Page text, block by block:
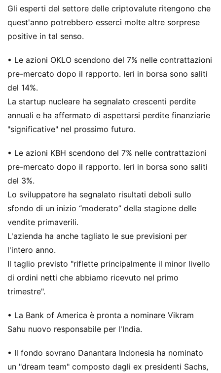
Gli esperti del settore delle criptovalute ritengono che
quest'anno potrebbero esserci molte altre sorprese
positive in tal senso.
• Le azioni OKLO scendono del 7% nelle contrattazioni
pre-mercato dopo il rapporto. Ieri in borsa sono saliti
del 14%.
La startup nucleare ha segnalato crescenti perdite
annuali e ha affermato di aspettarsi perdite finanziarie
"significative" nel prossimo futuro.
• Le azioni KBH scendono del 7% nelle contrattazioni
pre-mercato dopo il rapporto. Ieri in borsa sono saliti
del 3%.
Lo sviluppatore ha segnalato risultati deboli sullo
sfondo di un inizio “moderato” della stagione delle
vendite primaverili.
L'azienda ha anche tagliato le sue previsioni per
l'intero anno.
Il taglio previsto "riflette principalmente il minor livello
di ordini netti che abbiamo ricevuto nel primo
trimestre".
• La Bank of America è pronta a nominare Vikram
Sahu nuovo responsabile per l'India.
• Il fondo sovrano Danantara Indonesia ha nominato
un "dream team" composto dagli ex presidenti Sachs,